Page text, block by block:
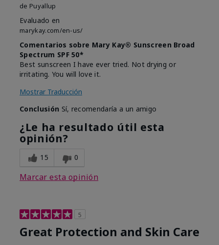
de Puyallup
Evaluado en
marykay.com/en-us/
Comentarios sobre Mary Kay® Sunscreen Broad
Spectrum SPF 50*
Best sunscreen I have ever tried. Not drying or
irritating. You will love it.
Mostrar Traducción
Conclusión Sí, recomendaría a un amigo
¿Le ha resultado útil esta
opinión?
15 0
Marcar esta opinión
5
Great Protection and Skin Care